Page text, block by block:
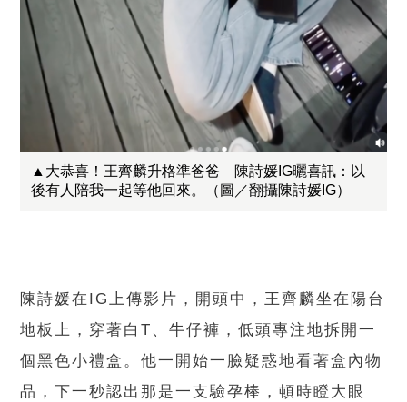
▲大恭喜！王齊麟升格準爸爸 陳詩媛IG曬喜訊：以
後有人陪我一起等他回來。（圖／翻攝陳詩媛IG）
陳詩媛在IG上傳影片，開頭中，王齊麟坐在陽台
地板上，穿著白T、牛仔褲，低頭專注地拆開一
個黑色小禮盒。他一開始一臉疑惑地看著盒內物
品，下一秒認出那是一支驗孕棒，頓時瞪大眼